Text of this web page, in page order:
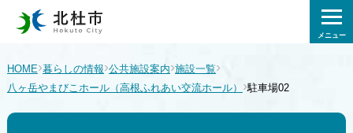
メニュー
HOME›暮らしの情報›公共施設案内›施設一覧›
八ヶ岳やまびこホール（高根ふれあい交流ホール） ›駐車場02